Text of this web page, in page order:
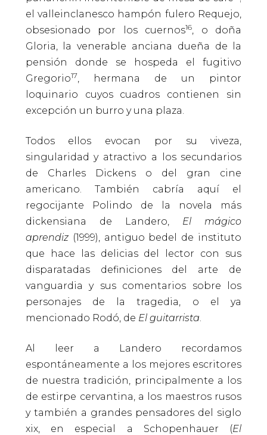
el valleinclanesco hampón fulero Requejo,
obsesionado por los cuernos16
, o doña
Gloria, la venerable anciana dueña de la
pensión donde se hospeda el fugitivo
Gregorio17
, hermana de un pintor
loquinario cuyos cuadros contienen sin
excepción un burro y una plaza.
Todos ellos evocan por su viveza,
singularidad y atractivo a los secundarios
de Charles Dickens o del gran cine
americano. También cabría aquí el
regocijante Polindo de la novela más
dickensiana de Landero, El mágico
aprendiz(1999), antiguo bedel de instituto
que hace las delicias del lector con sus
disparatadas definiciones del arte de
vanguardia y sus comentarios sobre los
personajes de la tragedia, o el ya
mencionado Rodó, de El guitarrista
Al leer a Landero recordamos
espontáneamente a los mejores escritores
de nuestra tradición, principalmente a los
de estirpe cervantina, a los maestros rusos
y también a grandes pensadores del siglo
xix, en especial a Schopenhauer (El